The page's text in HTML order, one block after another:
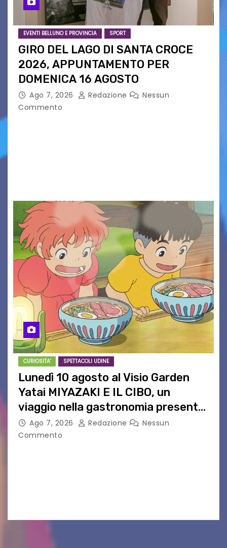
EVENTI BELLUNO E PROVINCIA SPORT
GIRO DEL LAGO DI SANTA CROCE
2026, APPUNTAMENTO PER
DOMENICA 16 AGOSTO
Ago 7, 2026 Redazione
Nessun
Commento
CURIOSITA' SPETTACOLI UDINE
Lunedì 10 agosto al Visio Garden
Yatai MIYAZAKI E IL CIBO, un
viaggio nella gastronomia presente
nei film di Hayao Miyazaki!
Ago 7, 2026 Redazione
Nessun
Commento